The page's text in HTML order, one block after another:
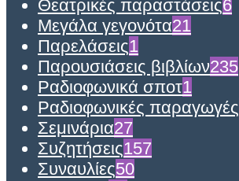
Θεατρικές παραστάσεις6
Μεγάλα γεγονότα21
Παρελάσεις1
Παρουσιάσεις βιβλίων235
Ραδιοφωνικά σποτ1
Ραδιοφωνικές παραγωγές
Σεμινάρια27
Συζητήσεις157
Συναυλίες50